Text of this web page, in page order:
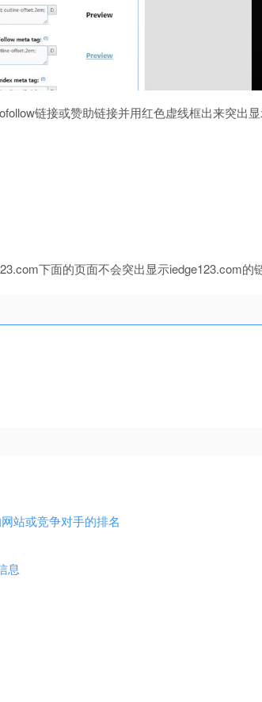
链接或赞助链接并用红色虚线框出来突出
下面的页面不会突出显示iedge123.com的链
站或竞争对手的排名
息